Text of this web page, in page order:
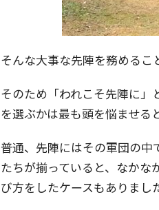
そんな大事な先陣を務めるこ
そのため「われこそ先陣に」
を選ぶかは最も頭を悩ませる
普通、先陣にはその軍団の中
たちが揃っていると、なかな
び方をしたケースもありまし